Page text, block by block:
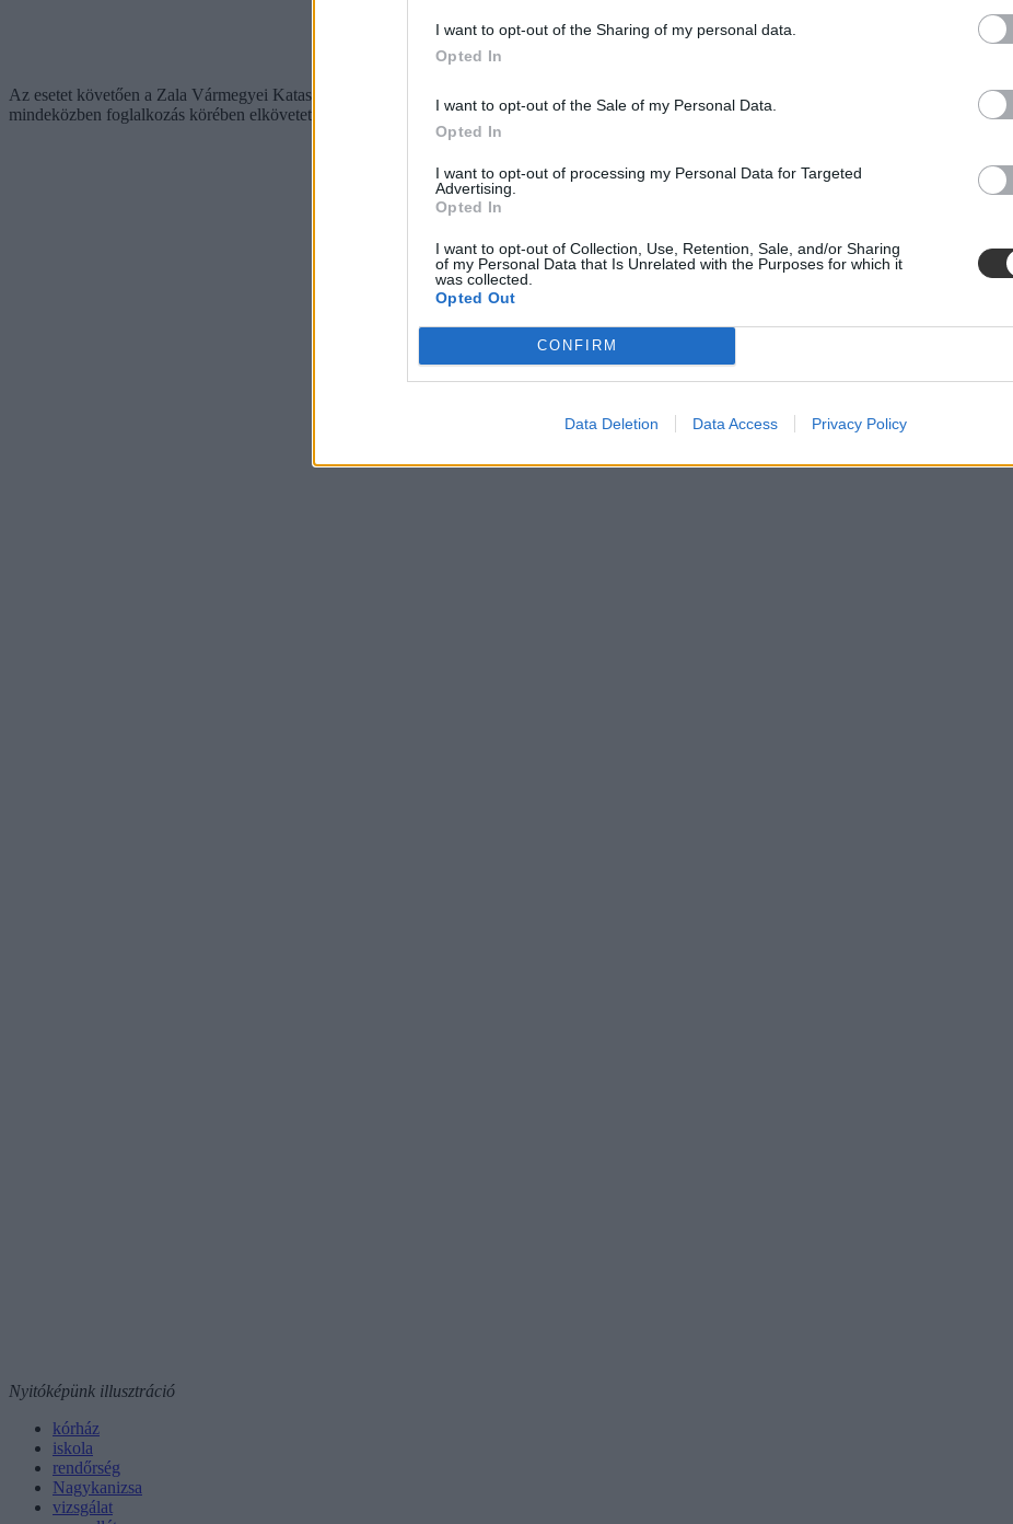
I want to opt-out of the Sharing of my personal data.
Opted In
I want to opt-out of the Sale of my Personal Data.
Opted In
I want to opt-out of processing my Personal Data for Targeted
Advertising.
Opted In
I want to opt-out of Collection, Use, Retention, Sale, and/or Sharing
of my Personal Data that Is Unrelated with the Purposes for which it
was collected.
Opted Out
CONFIRM
Data Deletion Data Access Privacy Policy
Az esetet követően a Zala Vármegyei Katasztrófavédelmi Igazgatóság is méréseket végzett az iskolában, de ezek sem mutattak ki egészségre
mindeközben foglalkozás körében elkövetett gondatlan veszélyeztetés vétségének gyanúja miatt indított eljárást ismeretlen tettes ellen – ez a
Nyitóképünk illusztráció
kórház
iskola
rendőrség
Nagykanizsa
vizsgálat